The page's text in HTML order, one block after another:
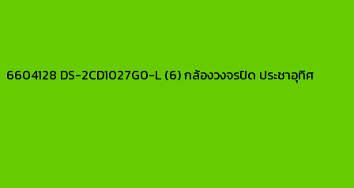
6604128 DS-2CD1027G0-L (6) กล้องวงจรปิด ประชาอุทิศ